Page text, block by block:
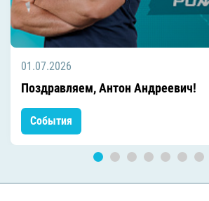
01.07.2026
Поздравляем, Антон Андреевич!
События